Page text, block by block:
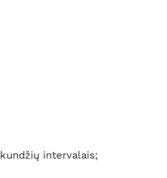
intervalais;